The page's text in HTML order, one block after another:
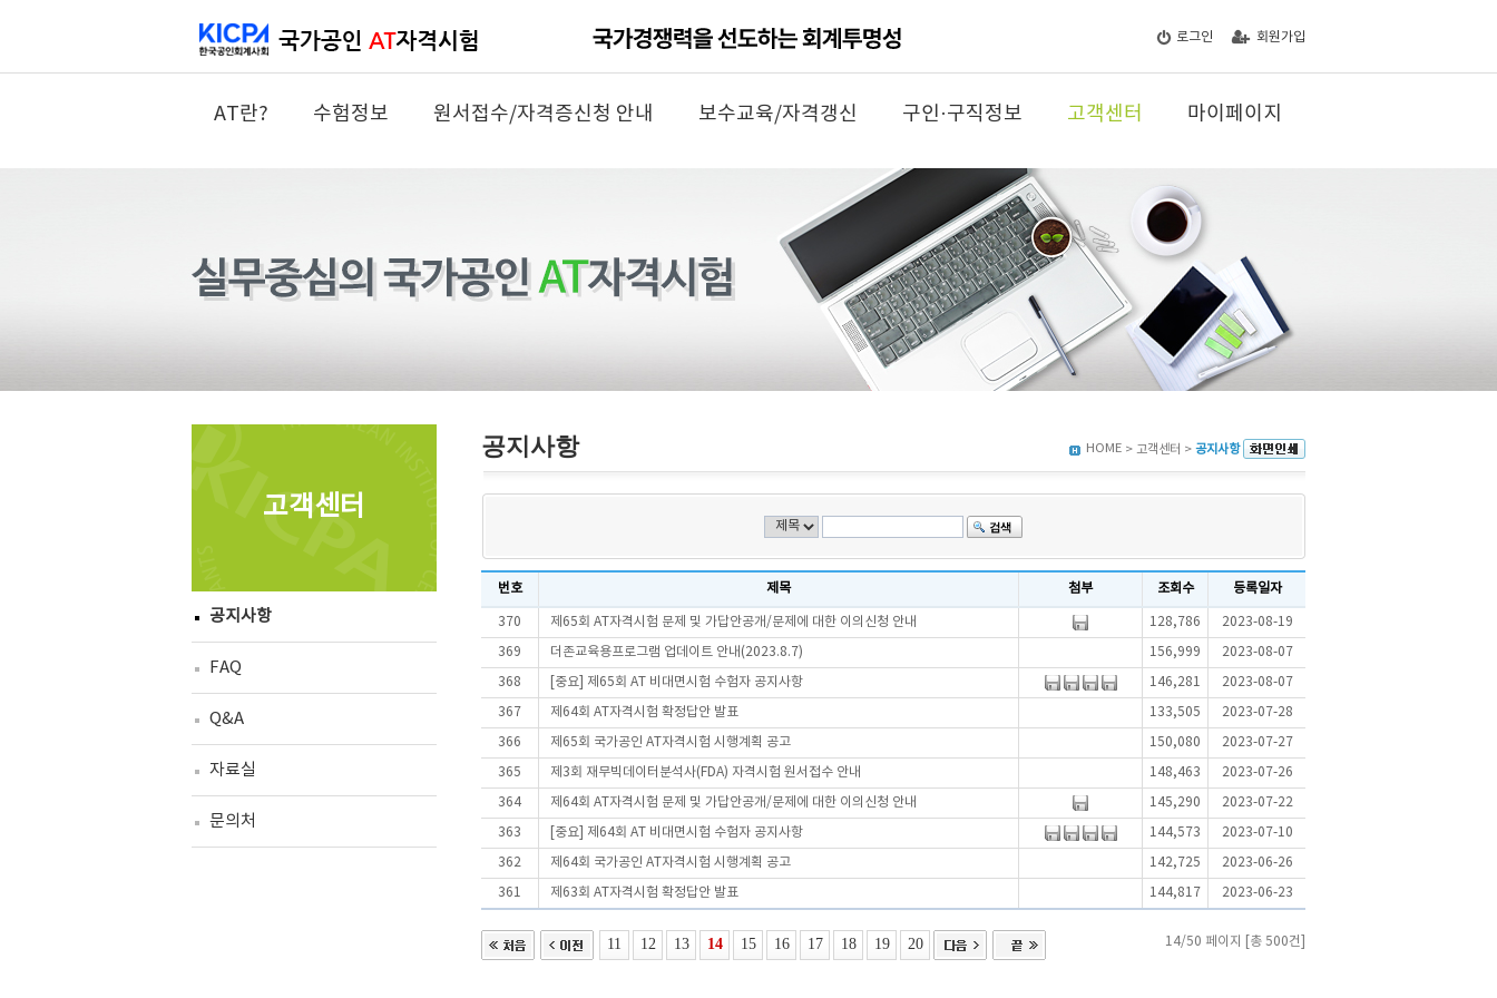
로그인 회원가입
AT란? 수험정보 원서접수/자격증신청 안내 보수교육/자격갱신 구인·구직정보 고객센터 마이페이지
고객센터
공지사항
FAQ
Q&A
자료실
문의처
공지사항 HOME > 고객센터 > 공지사항
번호 제목 첨부 조회수 등록일자
370 제65회 AT자격시험 문제 및 가답안공개/문제에 대한 이의신청 안내 128,786 2023-08-19
369 더존교육용프로그램 업데이트 안내(2023.8.7) 156,999 2023-08-07
368 [중요] 제65회 AT 비대면시험 수험자 공지사항 146,281 2023-08-07
367 제64회 AT자격시험 확정답안 발표 133,505 2023-07-28
366 제65회 국가공인 AT자격시험 시행계획 공고 150,080 2023-07-27
365 제3회 재무빅데이터분석사(FDA) 자격시험 원서접수 안내 148,463 2023-07-26
364 제64회 AT자격시험 문제 및 가답안공개/문제에 대한 이의신청 안내 145,290 2023-07-22
363 [중요] 제64회 AT 비대면시험 수험자 공지사항 144,573 2023-07-10
362 제64회 국가공인 AT자격시험 시행계획 공고 142,725 2023-06-26
361 제63회 AT자격시험 확정답안 발표 144,817 2023-06-23
11 12 13 14 15 16 17 18 19 20 14/50 페이지 [총 500건]